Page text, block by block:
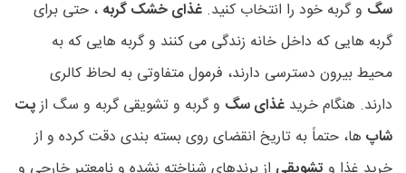
سگ و گربه خود را انتخاب کنید. غذای خشک گربه ، حتی برای
گربه هایی که داخل خانه زندگی می کنند و گربه هایی که به
محیط بیرون دسترسی دارند، فرمول متفاوتی به لحاظ کالری
دارند. هنگام خرید غذای سگ و گربه و تشویقی گربه و سگ ازپت
شاپ ها، حتماً به تاریخ انقضای روی بسته بندی دقت کرده و از